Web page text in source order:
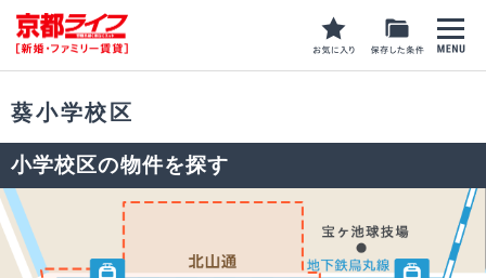
葵小学校区
小学校区の物件を探す